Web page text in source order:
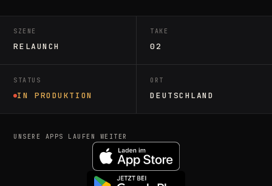
SZENE
RELAUNCH
TAKE
02
STATUS
IN PRODUKTION
ORT
DEUTSCHLAND
UNSERE APPS LAUFEN WEITER